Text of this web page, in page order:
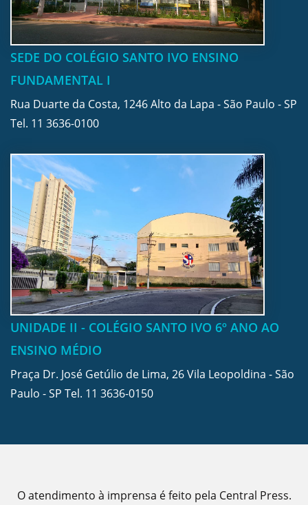
SEDE DO COLÉGIO SANTO IVO ENSINO
FUNDAMENTAL I
Rua Duarte da Costa, 1246 Alto da Lapa - São Paulo - SP
Tel. 11 3636-0100
UNIDADE II - COLÉGIO SANTO IVO 6º ANO AO
ENSINO MÉDIO
Praça Dr. José Getúlio de Lima, 26 Vila Leopoldina - São
Paulo - SP Tel. 11 3636-0150
O atendimento à imprensa é feito pela Central Press.